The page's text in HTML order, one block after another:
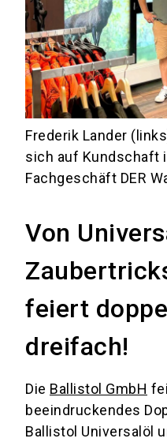
Frederik Lander
sich auf Kundschaft
Fachgeschäft DER
Von
feiert
dreifach!
Die Ballistol GmbH
beeindruckendes
Ballistol Universalöl